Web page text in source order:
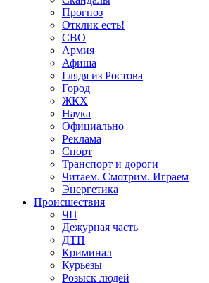
Прогноз
Отклик есть!
СВО
Армия
Афиша
Глядя из Ростова
Город
ЖКХ
Наука
Официально
Реклама
Спорт
Транспорт и дороги
Читаем. Смотрим. Играем
Энергетика
Происшествия
ЧП
Дежурная часть
ДТП
Криминал
Курьезы
Розыск людей